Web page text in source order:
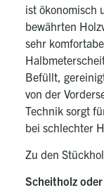
ist ökonomisch
bewährten
sehr
Befüllt,
von der
Technik sorgt
bei schlechter
Zu den
Scheitholz